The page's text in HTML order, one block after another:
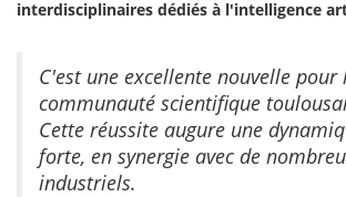
interdisciplinaires dédiés à l'intelligence
C'est une excellente nouvelle pour
communauté scientifique
Cette réussite augure une
forte, en synergie avec de
industriels.